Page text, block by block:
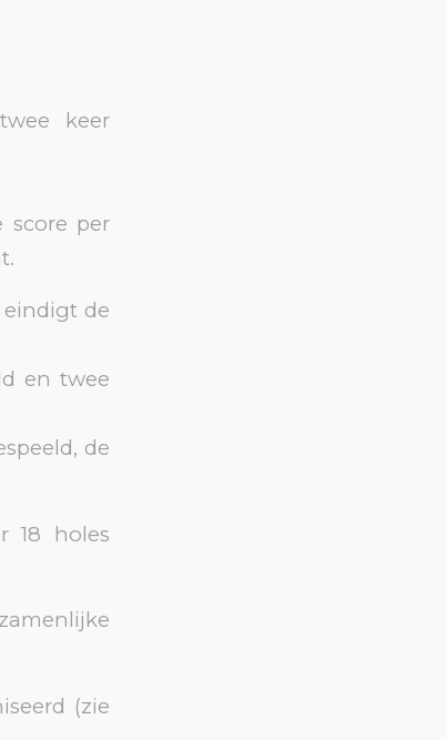
keer
score per
eindigt de
en twee
de
18 holes
(zie